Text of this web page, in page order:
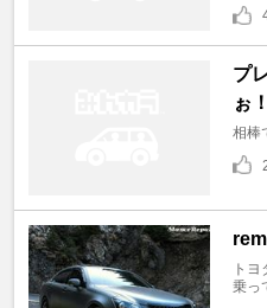
プ
ぉ！
相棒
ト
乗っ